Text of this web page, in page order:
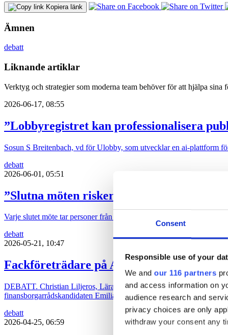
Consent
Responsible use of your
We and our 116 partners
and access information on
audience research and
privacy choices are only
withdraw your consent any
Kopiera länk
Ämnen
debatt
Liknande artiklar
Verktyg och strategier som moderna team behöver för att hjälpa sina
2026-06-17, 08:55
”Lobbyregistret kan professionalisera
Sosun S Breitenbach, vd för Ulobby, som utvecklar en ai-plattform
debatt
2026-06-01, 05:51
”Slutna möten riskerar döda Almedalens
Varje slutet möte tar personer från den öppna arenan och in i det
debatt
2026-05-21, 10:47
Fackföreträdare på Academedia: Vår
DEBATT. Christian Liljeros, Lärare och facklig företrädare inom
finansborgarrådskandidaten Emilia Bjuggren säger att hon har blivit
debatt
2026-04-25, 06:59